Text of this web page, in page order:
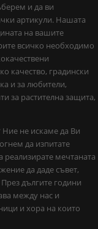
и да ви
артикули. Нашата
на вашите
всичко необходимо
качество, градински
и за любители,
за растителна защита,
не искаме да Ви
да изпитате
реализирате мечтаната
да даде съвет,
дългите години
между нас и
и хора на които